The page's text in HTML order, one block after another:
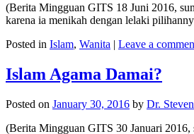
(Berita Mingguan GITS 18 Juni 2016,
karena ia menikah dengan lelaki
Posted in Islam, Wanita | Leave a
Islam Agama Damai?
Posted on January 30, 2016 by Dr. Steven
(Berita Mingguan GITS 30 Januari 2016,